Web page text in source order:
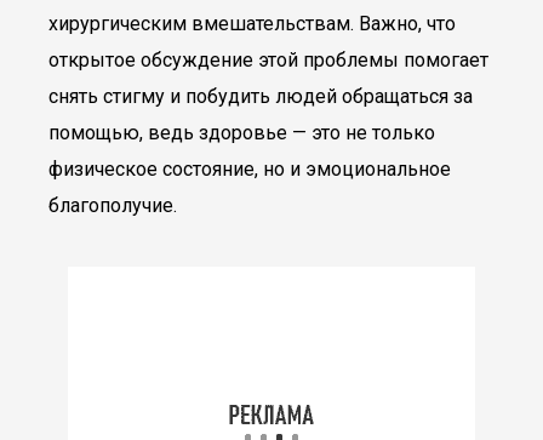
хирургическим вмешательствам. Важно, что
открытое обсуждение этой проблемы помогает
снять стигму и побудить людей обращаться за
помощью, ведь здоровье — это не только
физическое состояние, но и эмоциональное
благополучие.